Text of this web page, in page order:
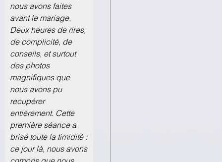
nous avons faites
avant le mariage.
Deux heures de rires,
de complicité, de
conseils, et surtout
des photos
magnifiques que
nous avons pu
recupérer
entièrement. Cette
première séance a
brisé toute la timidité :
ce jour là, nous avons